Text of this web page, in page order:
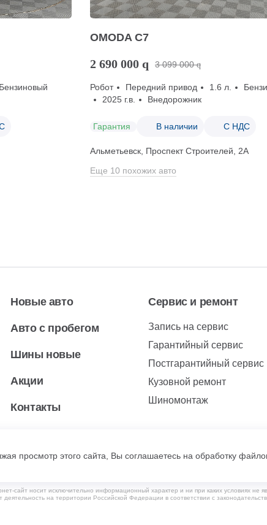
Бензиновый
OMODA C7
2 690 000 q 3 099 000 q
Робот Передний привод 1.6 л.
2025 г.в.
Внедорожник
Гарантия В наличии С НДС
Альметьевск, Проспект Строителей, 2А
Еще 10 похожих авто
Новые авто
Авто с пробегом
Шины новые
Акции
Контакты
Сервис и ремонт
Запись на сервис
Гарантийный сервис
Постгарантийный сервис
Кузовной ремонт
Шиномонтаж
сайт носит исключительно информационный характер и ни при каких условиях не
на территории Российской Федерации в соответствии с
просмотр этого сайта, Вы соглашаетесь на обработку